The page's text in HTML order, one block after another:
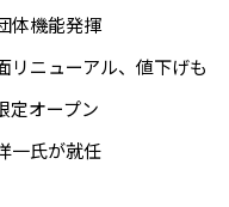
体機能発揮
リニューアル、値下げも
定オープン
一氏が就任